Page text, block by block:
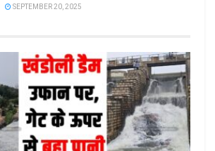
SEPTEMBER 20, 2025